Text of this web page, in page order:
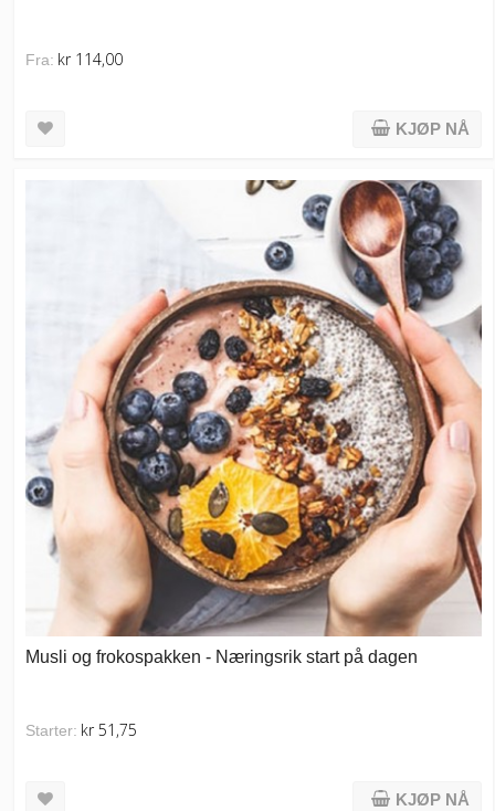
Fra: kr 114,00
KJØP NÅ
Musli og frokospakken - Næringsrik start på dagen
Starter: kr 51,75
KJØP NÅ